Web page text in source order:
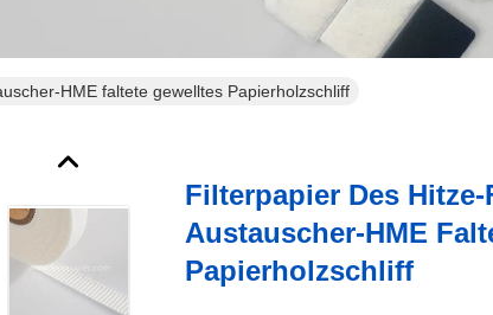
HME faltete gewelltes Papierholzschliff
Filterpapier Des
Austauscher-HME
Papierholzschliff